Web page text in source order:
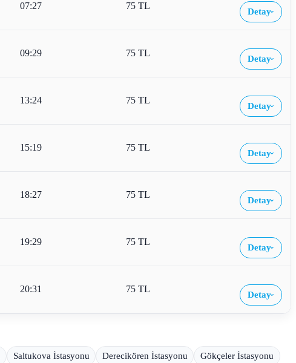
07:27 75 TL
Detay›
09:29 75 TL
Detay›
13:24 75 TL
Detay›
15:19 75 TL
Detay›
18:27 75 TL
Detay›
19:29 75 TL
Detay›
20:31 75 TL
Detay›
Saltukova İstasyonu Derecikören İstasyonu Gökçeler İstasyonu